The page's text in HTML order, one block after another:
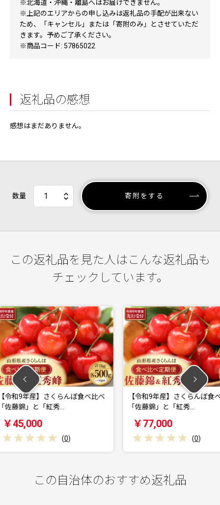
※北海道・沖縄・離島へはお届けできません。
※上記のエリアからの申し込みは返礼品の手配が出来ない
ため、「キャンセル」または「寄附のみ」とさせていただ
きます。予めご了承ください。
※商品コード: 57865022
返礼品の感想
感想はまだありません。
数量 寄附をする
この返礼品を見た人はこんな返礼品も
チェックしています。
ぼ食べ比べ
【令和9年産】さくらんぼ食べ比べ
「佐藤錦」と「紅秀…
【毎月定
90g×6個
この自治体のおすすめ返礼品